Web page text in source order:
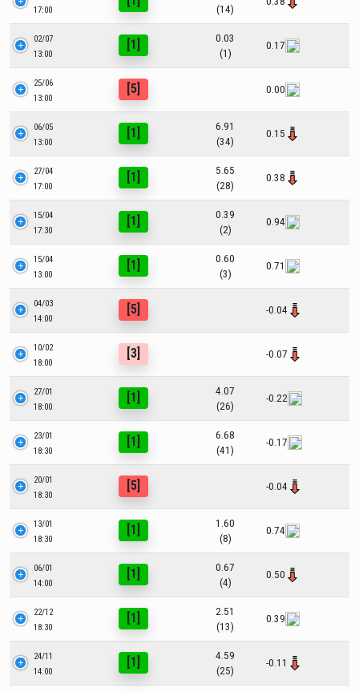
17:00
(14)
02/07
13:00
[1]
0.03
(1)
0.17
25/06
13:00
[5] 0.00
06/05
13:00
[1]
6.91
(34)
0.15
27/04
17:00
[1]
5.65
(28)
0.38
15/04
17:30
[1]
0.39
(2)
0.94
15/04
13:00
[1]
0.60
(3)
0.71
04/03
14:00
[5] -0.04
10/02
18:00
[3] -0.07
27/01
18:00
[1]
4.07
(26)
-0.22
23/01
18:30
[1]
6.68
(41)
-0.17
20/01
18:30
[5] -0.04
13/01
18:30
[1]
1.60
(8)
0.74
06/01
14:00
[1]
0.67
(4)
0.50
22/12
18:30
[1]
2.51
(13)
0.39
24/11
14:00
[1]
4.59
(25)
-0.11